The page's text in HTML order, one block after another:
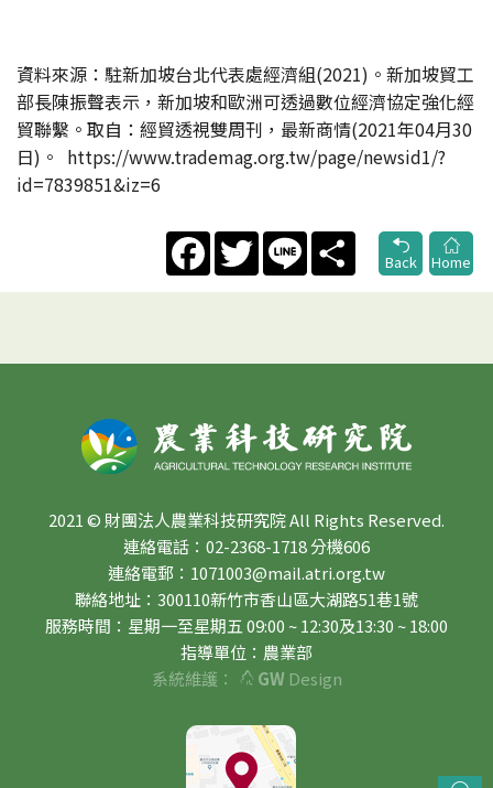
資料來源：駐新加坡台北代表處經濟組(2021)。新加坡貿工
部長陳振聲表示，新加坡和歐洲可透過數位經濟協定強化經
貿聯繫。取自：經貿透視雙周刊，最新商情(2021年04月30
日)。 https://www.trademag.org.tw/page/newsid1/?
id=7839851&iz=6
FacebookTwitter Line
Share
Back
Home
2021 © 財團法人農業科技研究院 All Rights Reserved.
連絡電話：02-2368-1718 分機606
連絡電郵：1071003@mail.atri.org.tw
聯絡地址：300110新竹市香山區大湖路51巷1號
服務時間：星期一至星期五 09:00 ~ 12:30及13:30 ~ 18:00
指導單位：農業部
系統維護：
GWDesign